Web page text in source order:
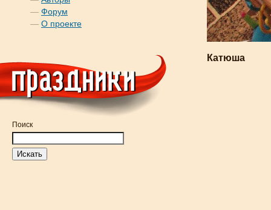
— Форум
— О проекте
Поиск
Катюша